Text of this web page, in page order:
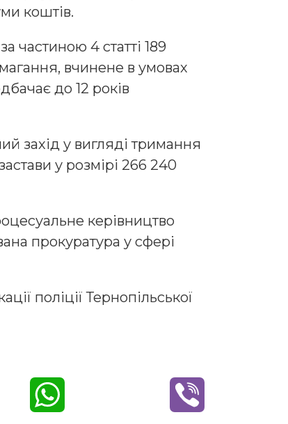
коштів.
частиною 4 статті 189
вчинене в умовах
до 12 років
захід у вигляді тримання
у розмірі 266 240
керівництво
прокуратура у сфері
поліції Тернопільської